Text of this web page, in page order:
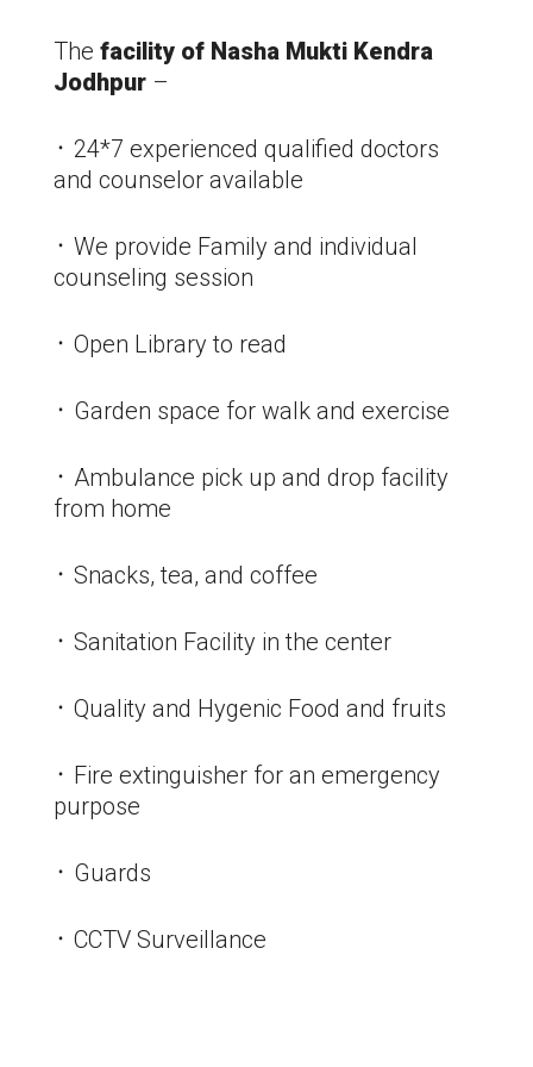
The facility of Nasha Mukti Kendra
Jodhpur –
᛫ 24*7 experienced qualified doctors
and counselor available
᛫ We provide Family and individual
counseling session
᛫ Open Library to read
᛫ Garden space for walk and exercise
᛫ Ambulance pick up and drop facility
from home
᛫ Snacks, tea, and coffee
᛫ Sanitation Facility in the center
᛫ Quality and Hygenic Food and fruits
᛫ Fire extinguisher for an emergency
purpose
᛫ Guards
᛫ CCTV Surveillance